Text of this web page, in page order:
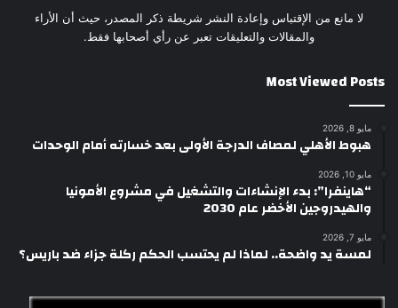
لا مانع من الإقتباس وإعادة النشر شريطة ذكر المصدر، حيث أن الأراء
والمقالات والتعليقات تعبر عن رأي أصحابها فقط.
Most Viewed Posts
مايو 8, 2026
هبوط الأهلي لمصاف الدرجة الأولى بعد خسارته أمام الوحدات
مايو 10, 2026
“هاينفرا”: بدء الإنشاءات والتشغيل في مشروع الأمونيا
والهيدروجين الأخضر عام 2030
مايو 7, 2026
لمسة يد واضحة.. لماذا لم يحتسب الحكم ركلة جزاء ضد باريس؟